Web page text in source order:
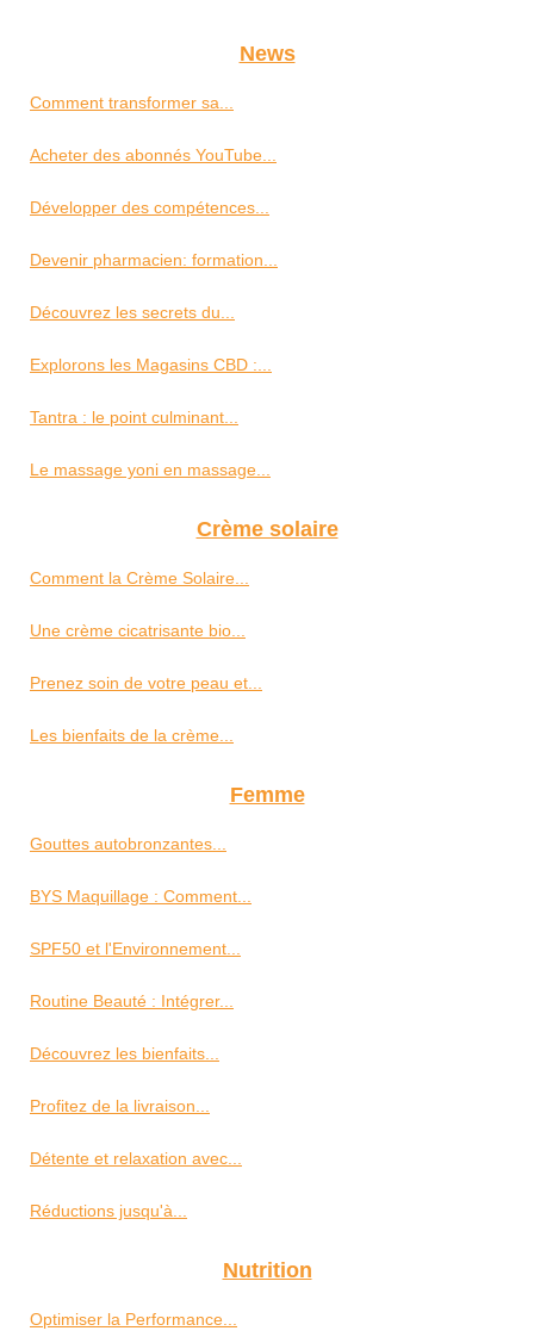
News
Comment transformer sa...
Acheter des abonnés YouTube...
Développer des compétences...
Devenir pharmacien: formation...
Découvrez les secrets du...
Explorons les Magasins CBD :...
Tantra : le point culminant...
Le massage yoni en massage...
Crème solaire
Comment la Crème Solaire...
Une crème cicatrisante bio...
Prenez soin de votre peau et...
Les bienfaits de la crème...
Femme
Gouttes autobronzantes...
BYS Maquillage : Comment...
SPF50 et l'Environnement...
Routine Beauté : Intégrer...
Découvrez les bienfaits...
Profitez de la livraison...
Détente et relaxation avec...
Réductions jusqu'à...
Nutrition
Optimiser la Performance...